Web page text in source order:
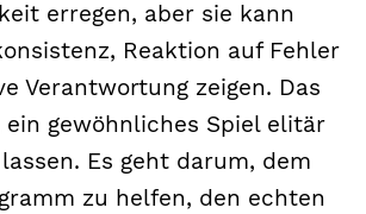
erregen, aber sie kann
Reaktion auf Fehler
Verantwortung zeigen. Das
gewöhnliches Spiel elitär
Es geht darum, dem
zu helfen, den echten